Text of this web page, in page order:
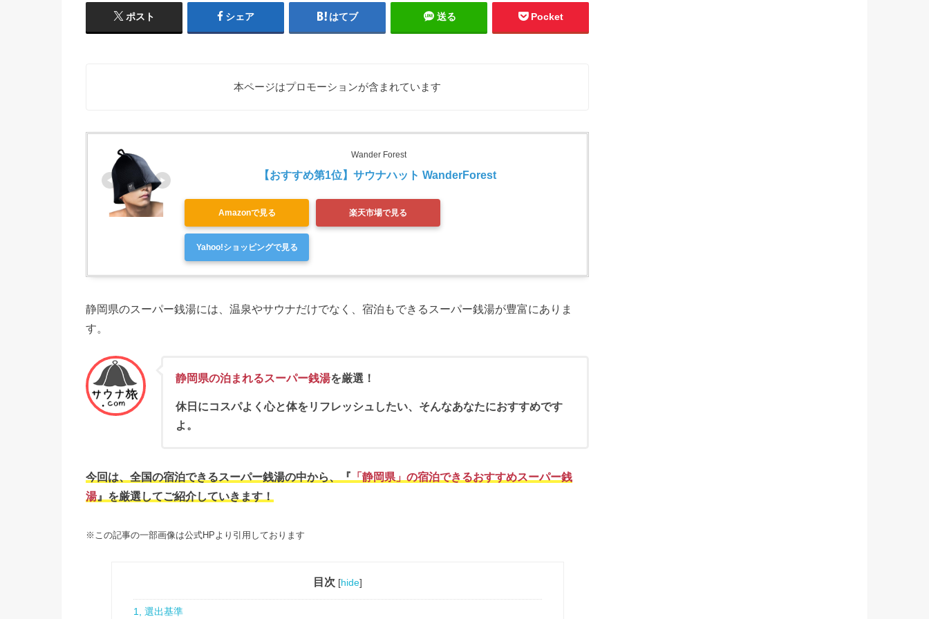
ポスト シェア はてブ 送る Pocket
本ページはプロモーションが含まれています
Wander Forest
【おすすめ第1位】サウナハット WanderForest
Amazonで見る 楽天市場で見る
Yahoo!ショッピングで見る
静岡県のスーパー銭湯には、温泉やサウナだけでなく、宿泊もできるスーパー銭湯が豊富にありま
す。
静岡県の泊まれるスーパー銭湯を厳選！
休日にコスパよく心と体をリフレッシュしたい、そんなあなたにおすすめです
よ。
今回は、全国の宿泊できるスーパー銭湯の中から、『 「静岡県」の宿泊できるおすすめスーパー銭
湯』を厳選してご紹介していきます！
※この記事の一部画像は公式HPより引用しております
目次 [hide]
1, 選出基準